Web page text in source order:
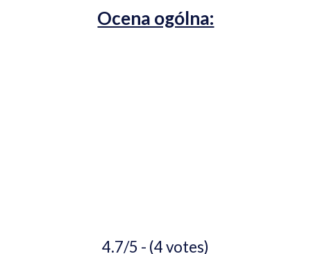
Ocena ogólna:
4.7/5 - (4 votes)